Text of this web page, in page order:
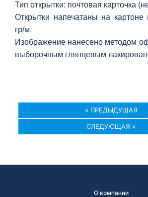
Тип открытки: почтовая карточка
Открытки напечатаны на картоне
гр/м.
Изображение нанесено методом
выборочным глянцевым
« ПРЕДЫДУЩАЯ
СЛЕДУЮЩАЯ »
О компании